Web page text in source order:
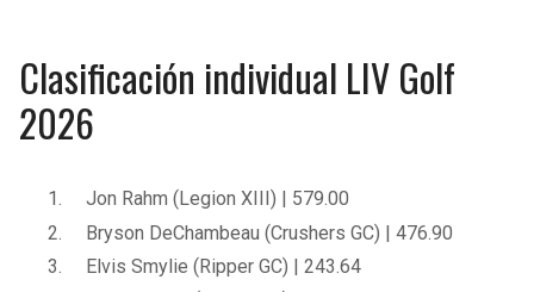
Clasificación individual LIV Golf
2026
Jon Rahm (Legion XIII) | 579.00
Bryson DeChambeau (Crushers GC) | 476.90
Elvis Smylie (Ripper GC) | 243.64